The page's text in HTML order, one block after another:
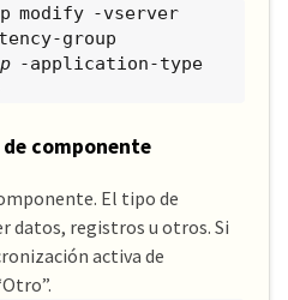
modify -vserver
group
-application-type
componente
El tipo de
datos, registros u otros. Si
activa de